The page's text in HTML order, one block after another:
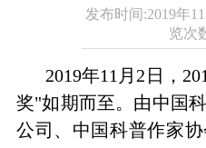
发布时间:2019年
览次
2019年11 月 2 日，
奖"如期而至。由中国
公司、中国科普作家